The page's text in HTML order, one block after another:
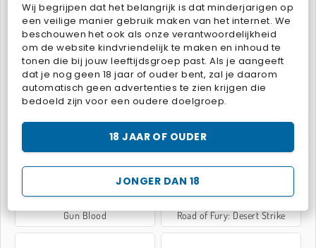
Wij begrijpen dat het belangrijk is dat minderjarigen op
een veilige manier gebruik maken van het internet. We
beschouwen het ook als onze verantwoordelijkheid
om de website kindvriendelijk te maken en inhoud te
tonen die bij jouw leeftijdsgroep past. Als je aangeeft
dat je nog geen 18 jaar of ouder bent, zal je daarom
automatisch geen advertenties te zien krijgen die
bedoeld zijn voor een oudere doelgroep.
JONGER DAN 18
18 JAAR OF OUDER
Gold Mine Dead Zed
Gun Blood Road of Fury: Desert Strike